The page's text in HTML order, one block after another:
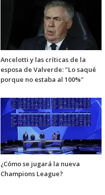
Ancelotti y las críticas de la
esposa de Valverde: "Lo saqué
porque no estaba al 100%"
¿Cómo se jugará la nueva
Champions League?